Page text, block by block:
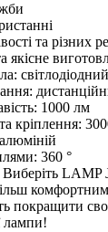
та різних
якісне
світлодіодний
1000 лм
кріплення:
360 °
LAMP
покращити
лампи!